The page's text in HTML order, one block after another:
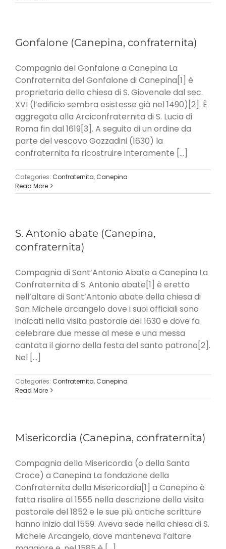
Gonfalone (Canepina, confraternita)
Compagnia del Gonfalone a Canepina La
Confraternita del Gonfalone di Canepina[1] è
proprietaria della chiesa di S. Giovenale dal sec.
XVI (l’edificio sembra esistesse già nel 1490)[2]. È
aggregata alla Arciconfraternita di S. Lucia di
Roma fin dal 1619[3]. A seguito di un ordine da
parte del vescovo Gozzadini (1630) la
confraternita fa ricostruire interamente [...]
Categories: Confraternita,Canepina
Read More
S. Antonio abate (Canepina,
confraternita)
Compagnia di Sant’Antonio Abate a Canepina La
Confraternita di S. Antonio abate[1] è eretta
nell’altare di Sant’Antonio abate della chiesa di
San Michele arcangelo dove i suoi officiali sono
indicati nella visita pastorale del 1630 e dove fa
celebrare due messe al mese e una messa
cantata il giorno della festa del santo patrono[2].
Nel [...]
Categories: Confraternita,Canepina
Read More
Misericordia (Canepina, confraternita)
Compagnia della Misericordia (o della Santa
Croce) a Canepina La fondazione della
Confraternita della Misericordia[1] a Canepina è
fatta risalire al 1555 nella descrizione della visita
pastorale del 1852 e le sue più antiche scritture
hanno inizio dal 1559. Aveva sede nella chiesa di S.
Michele Arcangelo, dove manteneva l’altare